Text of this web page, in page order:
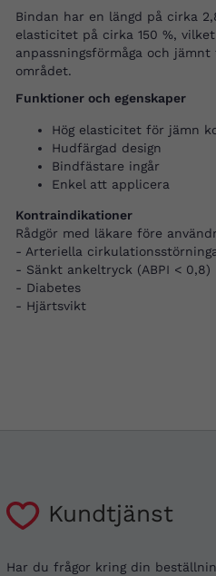
Bindan har en längd på cirka
elasticitet på cirka 150 %, vilket
anpassningsförmåga och
området.
Funktioner och egenskaper
Hög elasticitet för jämn
Hudfärgad design
Bindfästare ingår
Enkel att applicera
Kontraindikationer
Rådgör med läkare före
- Arteriella
- Sänkt ankeltryck (ABPI < 0,8)
- Diabetes
- Hjärtsvikt
Kundtjänst
Har du frågor kring din